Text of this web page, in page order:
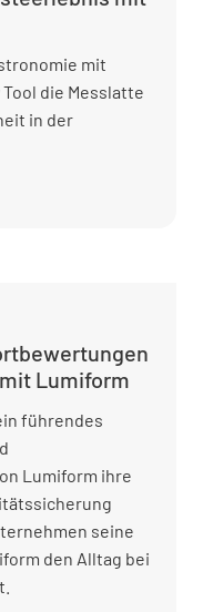
mit
die Messlatte
in der
Lumiform
führendes
Lumiform ihre
seine
den Alltag bei